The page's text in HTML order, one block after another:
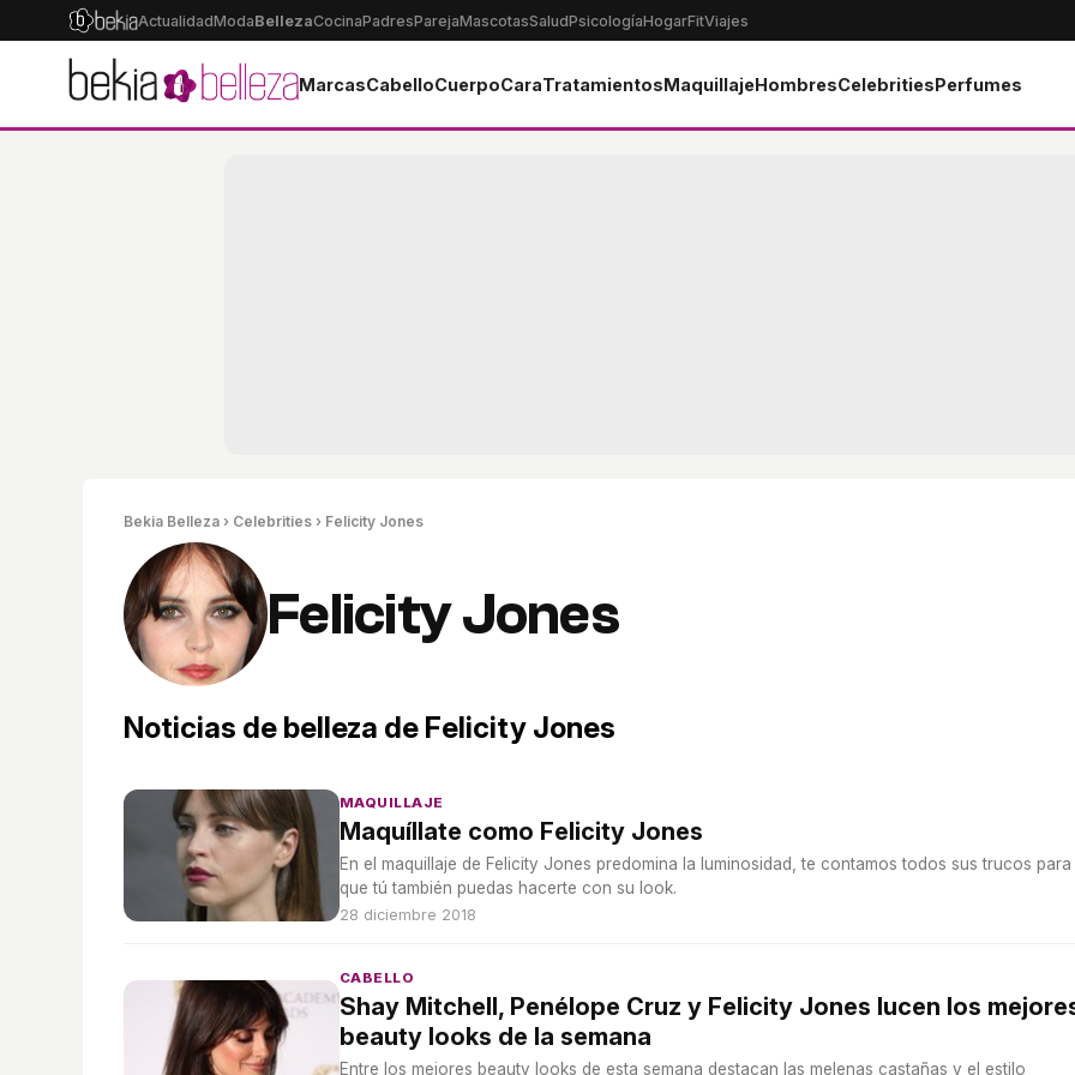
ActualidadModaBellezaCocinaPadresParejaMascotasSaludPsicologíaHogarFitViajes
MarcasCabelloCuerpoCaraTratamientosMaquillajeHombresCelebritiesPerfumes
Bekia Belleza › Celebrities › Felicity Jones
Felicity Jones
Noticias de belleza de Felicity Jones
MAQUILLAJE
Maquíllate como Felicity Jones
En el maquillaje de Felicity Jones predomina la luminosidad, te contamos todos sus trucos para
que tú también puedas hacerte con su look.
28 diciembre 2018
CABELLO
Shay Mitchell, Penélope Cruz y Felicity Jones lucen los
beauty looks de la semana
Entre los mejores beauty looks de esta semana destacan las melenas castañas y el estilo